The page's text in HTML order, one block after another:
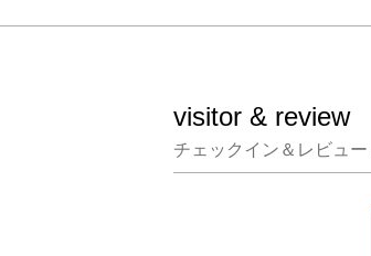
visitor & review
チェックイン＆レビュー